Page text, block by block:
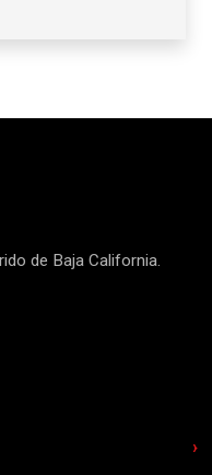
de Baja California.